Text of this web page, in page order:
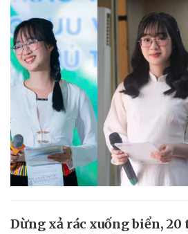
Dừng xả rác xuống biển, 20